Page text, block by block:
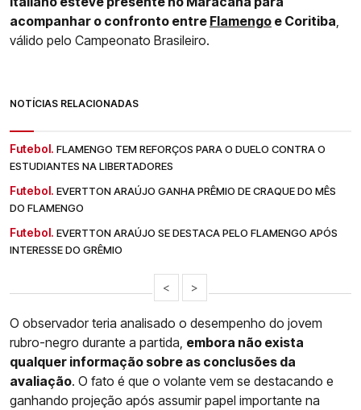
acompanhar o confronto entre Flamengo e Coritiba
válido pelo Campeonato Brasileiro.
NOTÍCIAS RELACIONADAS
Futebol. FLAMENGO TEM REFORÇOS PARA O DUELO CONTRA O
ESTUDIANTES NA LIBERTADORES
Futebol. EVERTTON ARAÚJO GANHA PRÊMIO DE CRAQUE DO MÊS
DO FLAMENGO
Futebol. EVERTTON ARAÚJO SE DESTACA PELO FLAMENGO APÓS
INTERESSE DO GRÊMIO
< >
O observador teria analisado o desempenho do jovem
rubro-negro durante a partida, embora não exista
qualquer informação sobre as conclusões da
avaliação. O fato é que o volante vem se destacando e
ganhando projeção após assumir papel importante na